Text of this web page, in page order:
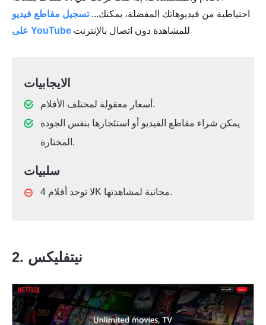
احتياطية من فيديوهاتك المفضلة، يمكنك...تسجيل مقاطع فيديو
على YouTube للمشاهدة دون اتصال بالإنترنت
الايجابيات
أسعار معقولة لمختلف الأفلام.
يمكن شراء مقاطع الفيديو أو استئجارها بنفس الجودة
المختارة.
سلبيات
لا توجد أفلام 4K مجانية لمشاهدتها.
2. نيتفليكس